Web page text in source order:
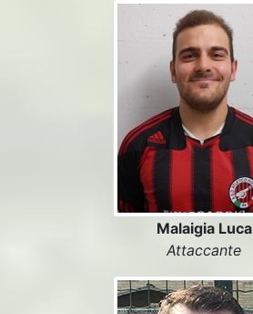
Malaigia Luca
Attaccante